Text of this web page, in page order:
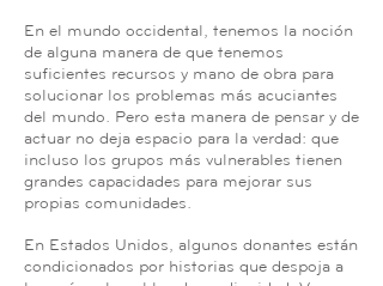
En el mundo occidental, tenemos la noción
de alguna manera de que tenemos
suficientes recursos y mano de obra para
solucionar los problemas más acuciantes
del mundo. Pero esta manera de pensar y de
actuar no deja espacio para la verdad: que
incluso los grupos más vulnerables tienen
grandes capacidades para mejorar sus
propias comunidades.
En Estados Unidos, algunos donantes están
condicionados por historias que despoja a